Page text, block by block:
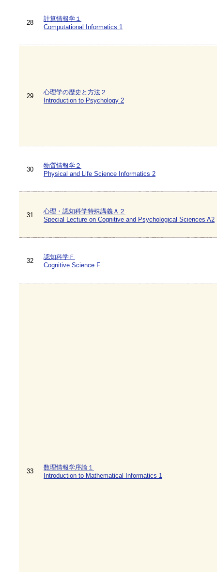
28
計算情報学１
Computational Informatics 1
29
心理学の歴史と方法２
Introduction to Psychology 2
30
物質情報学２
Physical and Life Science Informatics 2
31
心理・認知科学特殊講義Ａ２
Special Lecture on Cognitive and Psychological Sciences A2
32
認知科学Ｆ
Cognitive Science F
33
数理情報学序論１
Introduction to Mathematical Informatics 1